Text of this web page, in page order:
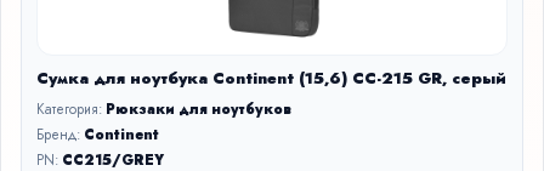
Сумка для ноутбука Continent (15,6) CC-215 GR, серый
Категория: Рюкзаки для ноутбуков
Бренд: Continent
PN: CC215/GREY